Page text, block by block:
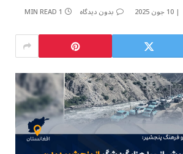
10 جون 2025 بدون دیدگاه 1 MIN READ